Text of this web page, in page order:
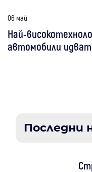
06 май
Най-
автомобили идват
Последни